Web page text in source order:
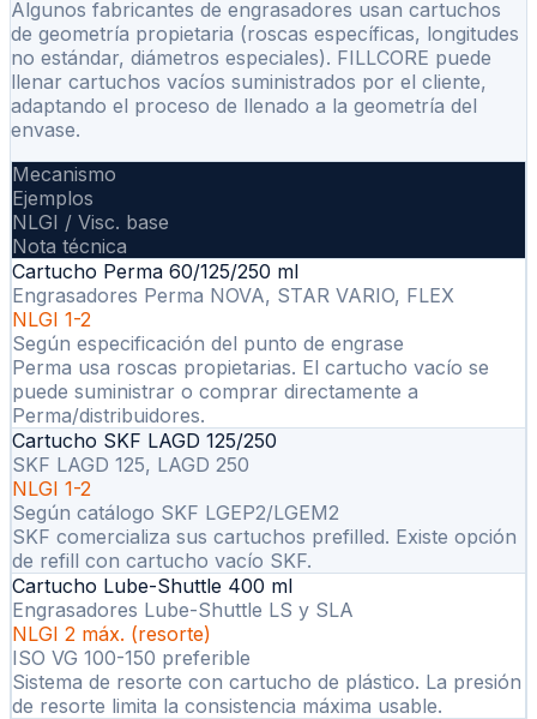
Algunos fabricantes de engrasadores usan cartuchos
de geometría propietaria (roscas específicas, longitudes
no estándar, diámetros especiales). FILLCORE puede
llenar cartuchos vacíos suministrados por el cliente,
adaptando el proceso de llenado a la geometría del
envase.
Mecanismo
Ejemplos
NLGI / Visc. base
Nota técnica
Cartucho Perma 60/125/250 ml
Engrasadores Perma NOVA, STAR VARIO, FLEX
NLGI 1-2
Según especificación del punto de engrase
Perma usa roscas propietarias. El cartucho vacío se
puede suministrar o comprar directamente a
Perma/distribuidores.
Cartucho SKF LAGD 125/250
SKF LAGD 125, LAGD 250
NLGI 1-2
Según catálogo SKF LGEP2/LGEM2
SKF comercializa sus cartuchos prefilled. Existe opción
de refill con cartucho vacío SKF.
Cartucho Lube-Shuttle 400 ml
Engrasadores Lube-Shuttle LS y SLA
NLGI 2 máx. (resorte)
ISO VG 100-150 preferible
Sistema de resorte con cartucho de plástico. La presión
de resorte limita la consistencia máxima usable.